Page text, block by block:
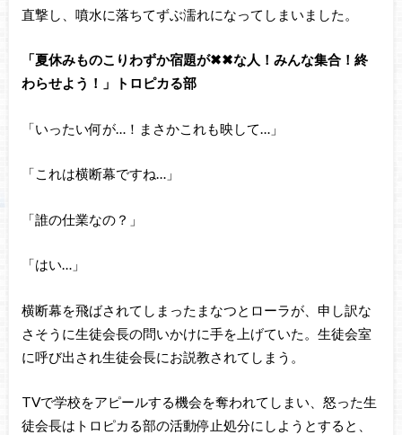
直撃し、噴水に落ちてずぶ濡れになってしまいました。
「夏休みものこりわずか宿題が✖✖な人！みんな集合！終
わらせよう！」トロピカる部
「いったい何が…！まさかこれも映して…」
「これは横断幕ですね…」
「誰の仕業なの？」
「はい…」
横断幕を飛ばされてしまったまなつとローラが、申し訳な
さそうに生徒会長の問いかけに手を上げていた。生徒会室
に呼び出され生徒会長にお説教されてしまう。
TVで学校をアピールする機会を奪われてしまい、怒った生
徒会長はトロピカる部の活動停止処分にしようとすると、